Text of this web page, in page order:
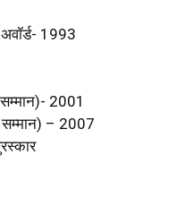
1993
सम्मान)- 2001
– 2007